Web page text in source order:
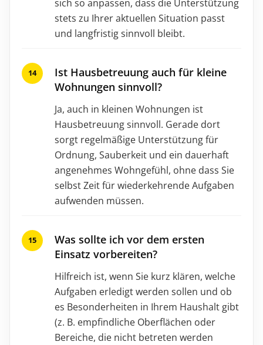
sich so anpassen, dass die Unterstützung
stets zu Ihrer aktuellen Situation passt
und langfristig sinnvoll bleibt.
Ist Hausbetreuung auch für kleine
Wohnungen sinnvoll?
Ja, auch in kleinen Wohnungen ist
Hausbetreuung sinnvoll. Gerade dort
sorgt regelmäßige Unterstützung für
Ordnung, Sauberkeit und ein dauerhaft
angenehmes Wohngefühl, ohne dass Sie
selbst Zeit für wiederkehrende Aufgaben
aufwenden müssen.
Was sollte ich vor dem ersten
Einsatz vorbereiten?
Hilfreich ist, wenn Sie kurz klären, welche
Aufgaben erledigt werden sollen und ob
es Besonderheiten in Ihrem Haushalt gibt
(z. B. empfindliche Oberflächen oder
Bereiche, die nicht betreten werden